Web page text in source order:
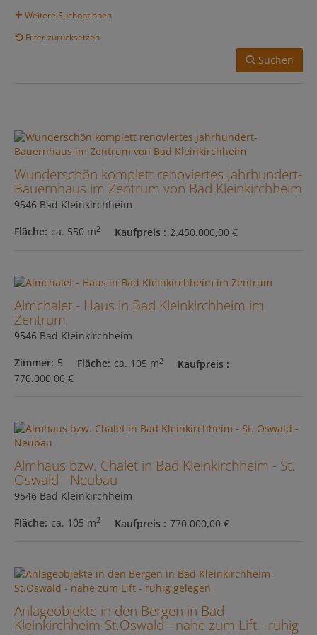
Weitere Suchoptionen
Filter zurücksetzen
Suchen
Wunderschön komplett renoviertes Jahrhundert-
Bauernhaus im Zentrum von Bad Kleinkirchheim
9546 Bad Kleinkirchheim
Fläche ca. 550 m2 Kaufpreis 2.450.000,00 €
Almchalet - Haus in Bad Kleinkirchheim im
Zentrum
9546 Bad Kleinkirchheim
Zimmer 5 Fläche ca. 105 m2
Kaufpreis
770.000,00 €
Almhaus bzw. Chalet in Bad Kleinkirchheim - St.
Oswald - Neubau
9546 Bad Kleinkirchheim
Fläche ca. 105 m2 Kaufpreis 770.000,00 €
Anlageobjekte in den Bergen in Bad
Kleinkirchheim-St.Oswald - nahe zum Lift - ruhig